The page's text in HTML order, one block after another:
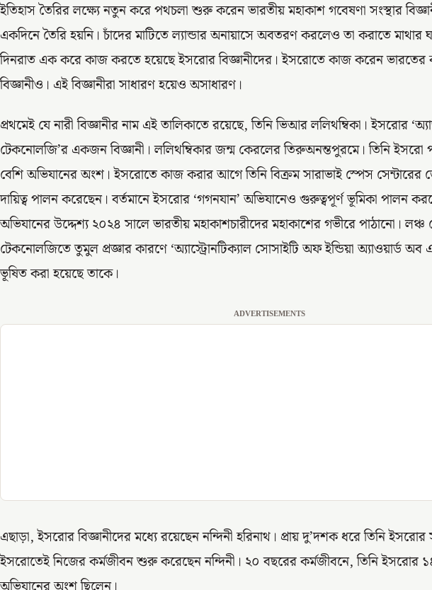
ইতিহাস তৈরির লক্ষ্যে নতুন করে পথচলা শুরু করেন ভারতীয় মহাকাশ গবেষণা সংস্থার
একদিনে তৈরি হয়নি। চাঁদের মাটিতে ল্যান্ডার অনায়াসে অবতরণ করলেও তা করাতে মাথার
দিনরাত এক করে কাজ করতে হয়েছে ইসরোর বিজ্ঞানীদের। ইসরোতে কাজ করেন
বিজ্ঞানীও। এই বিজ্ঞানীরা সাধারণ হয়েও অসাধারণ।
প্রথমেই যে নারী বিজ্ঞানীর নাম এই তালিকাতে রয়েছে, তিনি ভিআর ললিথম্বিকা। ইসরোর
টেকনোলজি’র একজন বিজ্ঞানী। ললিথম্বিকার জন্ম কেরলের তিরুঅনন্তপুরমে। তিনি ইসরো
বেশি অভিযানের অংশ। ইসরোতে কাজ করার আগে তিনি বিক্রম সারাভাই স্পেস সেন্টারের
দায়িত্ব পালন করেছেন। বর্তমানে ইসরোর ‘গগনযান’ অভিযানেও গুরুত্বপূর্ণ ভূমিকা পালন
অভিযানের উদ্দেশ্য ২০২৪ সালে ভারতীয় মহাকাশচারীদের মহাকাশের গভীরে পাঠানো। লঞ্চ
টেকনোলজিতে তুমুল প্রজ্ঞার কারণে ‘অ্যাস্ট্রোনটিক্যাল সোসাইটি অফ ইন্ডিয়া অ্যাওয়ার্ড অব
ভূষিত করা হয়েছে তাকে।
ADVERTISEMENTS
এছাড়া, ইসরোর বিজ্ঞানীদের মধ্যে রয়েছেন নন্দিনী হরিনাথ। প্রায় দু’দশক ধরে তিনি
ইসরোতেই নিজের কর্মজীবন শুরু করেছেন নন্দিনী। ২০ বছরের কর্মজীবনে, তিনি ইসরোর